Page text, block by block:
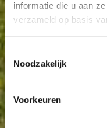
informatie die u aan
verzameld op basis
Noodzakelijk
Voorkeuren